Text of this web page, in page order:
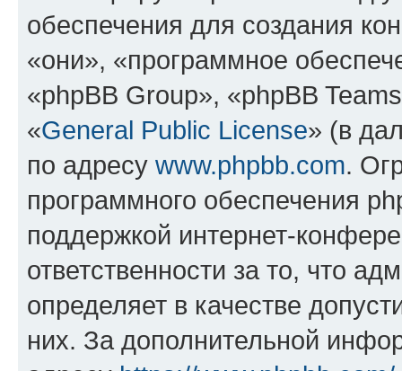
обеспечения для создания
«они», «программное
«phpBB Group», «phpBB
«General Public License» (в
по адресу www.phpbb.com.
программного обеспечения
поддержкой интернет-
ответственности за то, что
определяет в качестве
них. За дополнительной